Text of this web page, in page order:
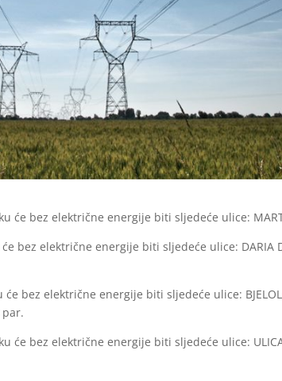
će bez električne energije biti sljedeće ulice:
bez električne energije biti sljedeće ulice: DARIA
bez električne energije biti sljedeće ulice:
par.
će bez električne energije biti sljedeće ulice: ULICA